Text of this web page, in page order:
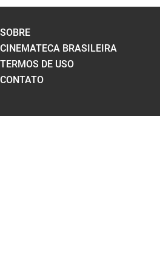
SOBRE
CINEMATECA BRASILEIRA
TERMOS DE USO
CONTATO